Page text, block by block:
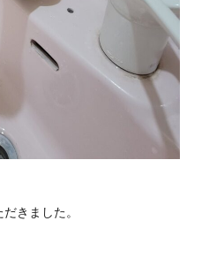
きました。